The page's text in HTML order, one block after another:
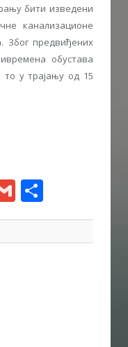
бити изведени
канализационе
Због предвиђених
обустава
то у трајању од 15
Gmail